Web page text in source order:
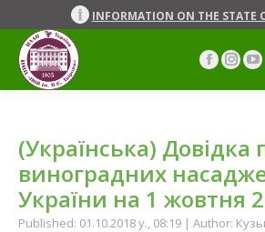
INFORMATION ON THE STATE
Facebook
page
new
window
page
new
(Українська) Довідка
виноградних
України на 1 жовтня
Published: 01.10.2018 y., 08:19 | Author: